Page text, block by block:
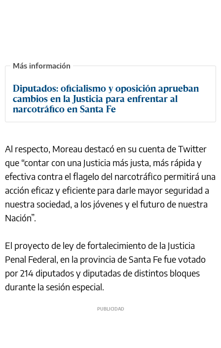
Diputados: oficialismo y oposición aprueban
cambios en la Justicia para enfrentar al
narcotráfico en Santa Fe
Al respecto, Moreau destacó en su cuenta de Twitter
que “contar con una Justicia más justa, más rápida y
efectiva contra el flagelo del narcotráfico permitirá una
acción eficaz y eficiente para darle mayor seguridad a
nuestra sociedad, a los jóvenes y el futuro de nuestra
Nación”.
El proyecto de ley de fortalecimiento de la Justicia
Penal Federal, en la provincia de Santa Fe fue votado
por 214 diputados y diputadas de distintos bloques
durante la sesión especial.